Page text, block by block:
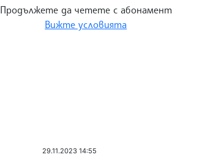
Продължете да четете с абонамент
Вижте условията
29.11.2023 14:55